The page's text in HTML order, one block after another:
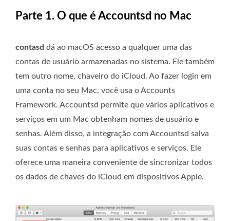
Parte 1. O que é Accountsd no Mac
contasd dá ao macOS acesso a qualquer uma das
contas de usuário armazenadas no sistema. Ele também
tem outro nome, chaveiro do iCloud. Ao fazer login em
uma conta no seu Mac, você usa o Accounts
Framework. Accountsd permite que vários aplicativos e
serviços em um Mac obtenham nomes de usuário e
senhas. Além disso, a integração com Accountsd salva
suas contas e senhas para aplicativos e serviços. Ele
oferece uma maneira conveniente de sincronizar todos
os dados de chaves do iCloud em dispositivos Apple.